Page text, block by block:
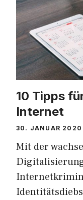
10 Tipps
Internet
30. JANUAR 2020
Mit der